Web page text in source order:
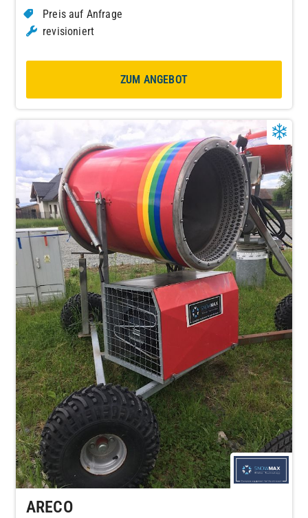
Preis auf Anfrage
revisioniert
ZUM ANGEBOT
ARECO